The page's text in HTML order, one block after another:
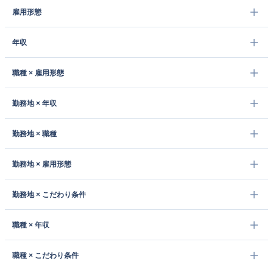
雇用形態
年収
職種 × 雇用形態
勤務地 × 年収
勤務地 × 職種
勤務地 × 雇用形態
勤務地 × こだわり条件
職種 × 年収
職種 × こだわり条件